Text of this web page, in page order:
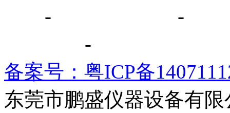
- -
-
备案号：粤ICP备
东莞市鹏盛仪器设备有